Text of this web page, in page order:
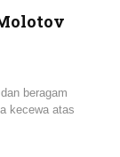
beragam
kecewa atas